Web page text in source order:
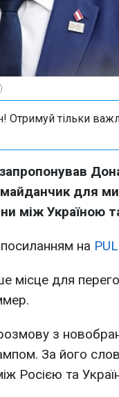
Отримуй тільки
для
між Україною
на
місце для
з
За його
Росією та